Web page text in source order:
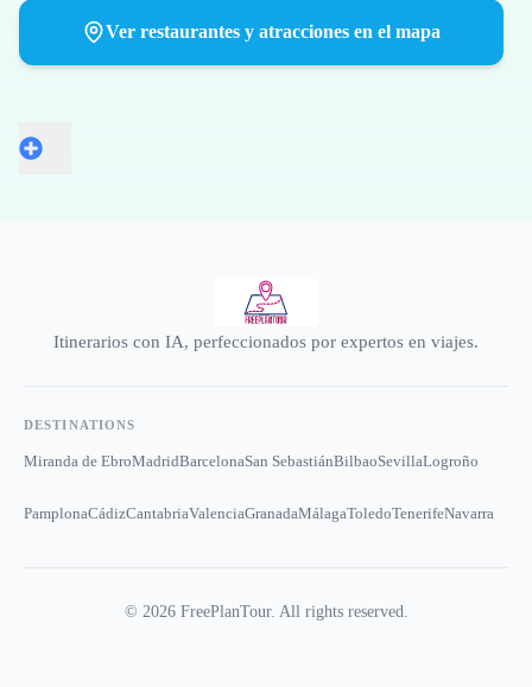
Ver restaurantes y atracciones en el mapa
Itinerarios con IA, perfeccionados por expertos en viajes.
DESTINATIONS
Miranda de EbroMadridBarcelonaSan SebastiánBilbaoSevillaLogroño
PamplonaCádizCantabriaValenciaGranadaMálagaToledoTenerifeNavarra
© 2026FreePlanTour. All rights reserved.